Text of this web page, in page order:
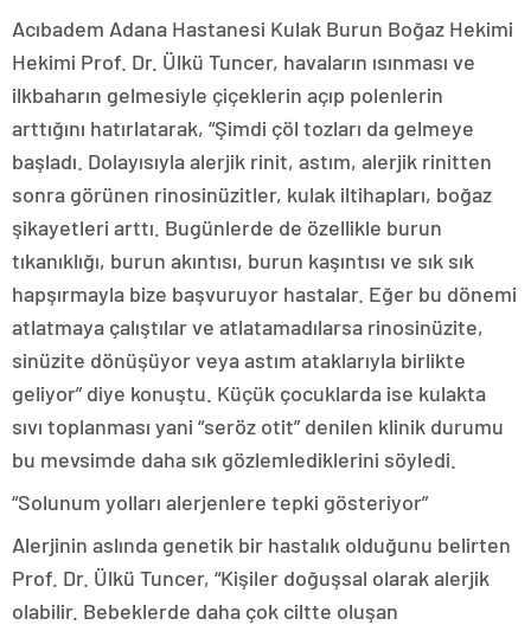
Acıbadem Adana Hastanesi Kulak Burun Boğaz Hekimi
Hekimi Prof. Dr. Ülkü Tuncer, havaların ısınması ve
ilkbaharın gelmesiyle çiçeklerin açıp polenlerin
arttığını hatırlatarak, “Şimdi çöl tozları da gelmeye
başladı. Dolayısıyla alerjik rinit, astım, alerjik rinitten
sonra görünen rinosinüzitler, kulak iltihapları, boğaz
şikayetleri arttı. Bugünlerde de özellikle burun
tıkanıklığı, burun akıntısı, burun kaşıntısı ve sık sık
hapşırmayla bize başvuruyor hastalar. Eğer bu dönemi
atlatmaya çalıştılar ve atlatamadılarsa rinosinüzite,
sinüzite dönüşüyor veya astım ataklarıyla birlikte
geliyor” diye konuştu. Küçük çocuklarda ise kulakta
sıvı toplanması yani “seröz otit” denilen klinik durumu
bu mevsimde daha sık gözlemlediklerini söyledi.
“Solunum yolları alerjenlere tepki gösteriyor”
Alerjinin aslında genetik bir hastalık olduğunu belirten
Prof. Dr. Ülkü Tuncer, “Kişiler doğuşsal olarak alerjik
olabilir. Bebeklerde daha çok ciltte oluşan